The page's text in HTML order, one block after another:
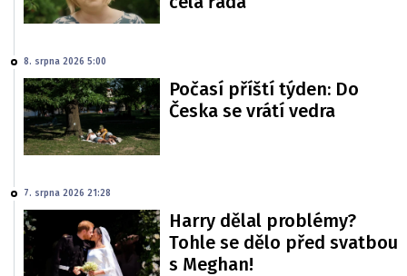
8. srpna 2026 5:00
Počasí příští týden: Do
Česka se vrátí vedra
7. srpna 2026 21:28
Harry dělal problémy?
Tohle se dělo před svatbou
s Meghan!